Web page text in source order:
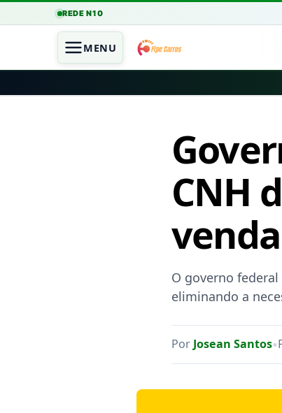
REDE N10
MENU
CNH
O governo
eliminando a
Por Josean Santos•